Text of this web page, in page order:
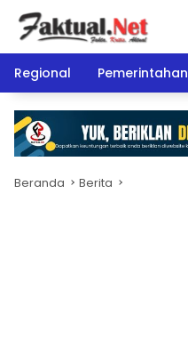
Langsung
konten
Regional
Pemerintahan
Beranda Berita